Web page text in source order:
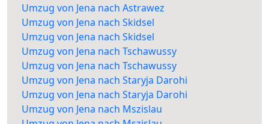
Umzug von Jena nach Astrawez
Umzug von Jena nach Skidsel
Umzug von Jena nach Skidsel
Umzug von Jena nach Tschawussy
Umzug von Jena nach Tschawussy
Umzug von Jena nach Staryja Darohi
Umzug von Jena nach Staryja Darohi
Umzug von Jena nach Mszislau